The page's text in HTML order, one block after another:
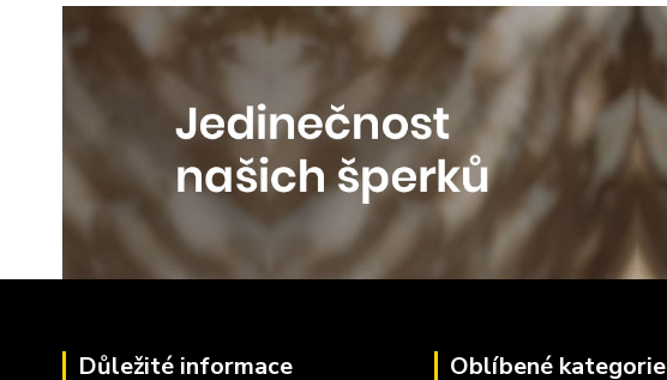
Důležité informace Oblíbené kategorie